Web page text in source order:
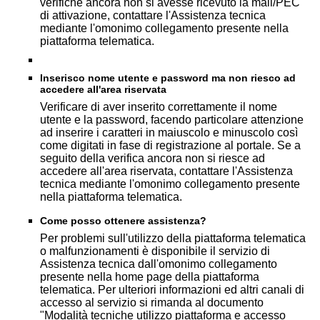
di attivazione, contattare l'Assistenza tecnica
mediante l'omonimo collegamento presente nella
piattaforma telematica.
Inserisco nome utente e password ma non riesco ad
accedere all'area riservata
Verificare di aver inserito correttamente il nome
utente e la password, facendo particolare attenzione
ad inserire i caratteri in maiuscolo e minuscolo così
come digitati in fase di registrazione al portale. Se a
seguito della verifica ancora non si riesce ad
accedere all'area riservata, contattare l'Assistenza
tecnica mediante l'omonimo collegamento presente
nella piattaforma telematica.
Come posso ottenere assistenza?
Per problemi sull'utilizzo della piattaforma telematica
o malfunzionamenti è disponibile il servizio di
Assistenza tecnica dall'omonimo collegamento
presente nella home page della piattaforma
telematica. Per ulteriori informazioni ed altri canali di
accesso al servizio si rimanda al documento
"Modalità tecniche utilizzo piattaforma e accesso